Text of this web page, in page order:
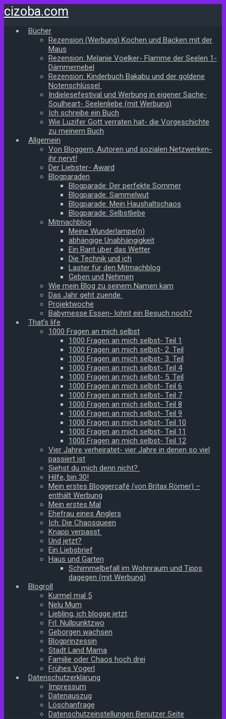
Zum
Hauptinhalt
springen
cizoba.com
Bücher
Rezension (Werbung) Kochen und Backen mit der
Maus
Rezension: Melanie Voelker- Flamme der Seelen 1-
Dämmernebel
Rezension: Kinderbuch Bakabu und der goldene
Notenschlüssel
Indielesefestival und Werbung in eigener Sache-
Soulheart- Seelenliebe (mit Werbung)
Ich schreibe ein Buch
Wie Luzifer Gott verraten hat- die Vorgeschichte
zu meinem Buch
Allgemein
Von Bloggern, Autoren und sozialen Netzwerken-
ihr nervt!
Der Liebster- Award
Blogparaden
Blogparade: Der perfekte Sommer
Blogparade: Sammelwut
Blogparade: Mein Haushaltschaos
Blogparade: Selbstliebe
Mitmachblog
Meine Wunderlampe(n)
abhängige Unabhängigkeit
Ein Rant über das Wetter
Die Technik und ich
Laster für den Mitmachblog
Geben und Nehmen
Wie mein Blog zu seinem Namen kam
Das Jahr geht zuende
Projektwoche
Babymesse Essen- lohnt ein Besuch noch?
That’s life
1000 Fragen an mich selbst
1000 Fragen an mich selbst- Teil 1
1000 Fragen an mich selbst- 2. Teil
1000 Fragen an mich selbst- 3. Teil
1000 Fragen an mich selbst- Teil 4
1000 Fragen an mich selbst- 5. Teil
1000 Fragen an mich selbst- Teil 6
1000 Fragen an mich selbst- Teil 7
1000 Fragen an mich selbst- Teil 8
1000 Fragen an mich selbst- Teil 9
1000 Fragen an mich selbst- Teil 10
1000 Fragen an mich selbst- Teil 11
1000 Fragen an mich selbst- Teil 12
Vier Jahre verheiratet- vier Jahre in denen so viel
passiert ist
Siehst du mich denn nicht?
Hilfe, bin 30!
Mein erstes Bloggercafé (von Britax Römer) –
enthält Werbung
Mein erstes Mal
Ehefrau eines Anglers
Ich: Die Chaosqueen
Knapp verpasst
Und jetzt?
Ein Liebsbrief
Haus und Garten
Schimmelbefall im Wohnraum und Tipps
dagegen (mit Werbung)
Blogroll
Kurmel mal 5
Nelu Mum
Liebling, ich blogge jetzt
Frl. Nullpunktzwo
Geborgen wachsen
Blogprinzessin
Stadt Land Mama
Familie oder Chaos hoch drei
Frühes Vogerl
Datenschutzerklärung
Impressum
Datenauszug
Löschanfrage
Datenschutzeinstellungen Benutzer Seite